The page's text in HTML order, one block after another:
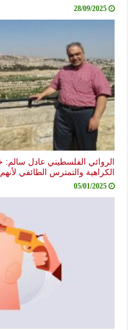
28/09/2025
الروائي الفلسطيني عادل
الكراهية والتمترس الطائفي
05/01/2025